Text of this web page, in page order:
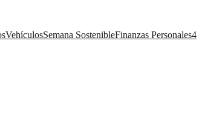
VehículosSemana SostenibleFinanzas Personales4